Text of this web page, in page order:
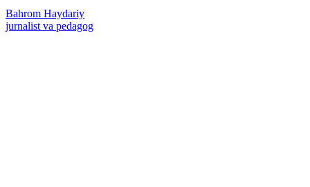
Bahrom Haydariy
jurnalist va pedagog